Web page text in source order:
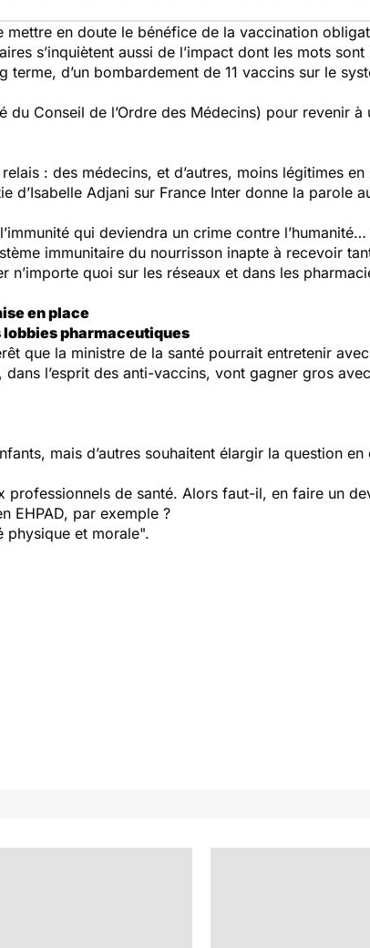
en doute le bénéfice de la vaccination
s’inquiètent aussi de l’impact dont les mots sont
terme, d’un bombardement de 11 vaccins sur le
Conseil de l’Ordre des Médecins) pour revenir à
: des médecins, et d’autres, moins légitimes
d’Isabelle Adjani sur France Inter donne la parole
qui deviendra un crime contre
immunitaire du nourrisson inapte à recevoir
quoi sur les réseaux et dans les
en place
lobbies pharmaceutiques
que la ministre de la santé pourrait entretenir avec
l’esprit des anti-vaccins, vont gagner gros
mais d’autres souhaitent élargir la question
professionnels de santé. Alors faut-il, en faire un
EHPAD, par exemple ?
physique et morale".